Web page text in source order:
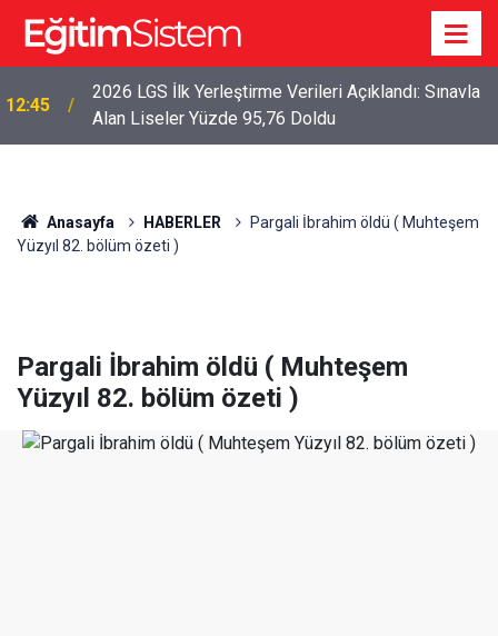
12:45
2026 LGS İlk Yerleştirme Verileri Açıklandı: Sınavla
Alan Liseler Yüzde 95,76 Doldu
Anasayfa HABERLER
Pargali İbrahim öldü ( Muhteşem
Yüzyıl 82. bölüm özeti )
Pargali İbrahim öldü ( Muhteşem
Yüzyıl 82. bölüm özeti )